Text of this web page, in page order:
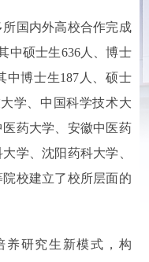
国内外高校合作完成
中硕士生636人、博士
中博士生187人、硕士
学、中国科学技术大
药大学、安徽中医药
学、沈阳药科大学、
校建立了校所层面的
研究生新模式，构